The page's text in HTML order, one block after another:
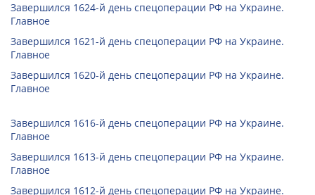
Завершился 1624-й день спецоперации РФ на Украине.
Главное
Завершился 1621-й день спецоперации РФ на Украине.
Главное
Завершился 1620-й день спецоперации РФ на Украине.
Главное
Завершился 1616-й день спецоперации РФ на Украине.
Главное
Завершился 1613-й день спецоперации РФ на Украине.
Главное
Завершился 1612-й день спецоперации РФ на Украине.